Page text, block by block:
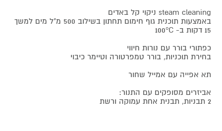
steam cleaning ניקוי קל באדים
באמצעות תוכנית גוף חימום תחתון בשילוב 500 מ"ל מים למשך
15 דקות ב- 100°C
כפתורי בורר עם נורות חיווי
בחירת תוכניות, בורר טמפרטורה וטיימר כיבוי
תא אפייה עם אמייל שחור
אביזרים מסופקים עם התנור:
2 תבניות, תבנית אחת עמוקה ורשת